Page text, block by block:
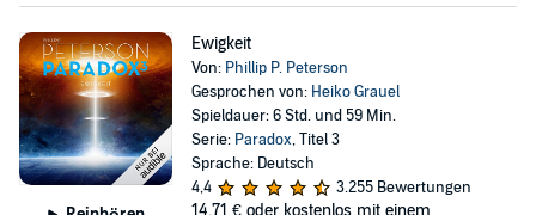
Ewigkeit
Von: Phillip P. Peterson
Gesprochen von: Heiko Grauel
Spieldauer: 6 Std. und 59 Min.
Serie: Paradox, Titel 3
Sprache: Deutsch
4,4
3.255 Bewertungen
14,71 € oder kostenlos mit einem